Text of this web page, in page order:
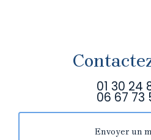
01 30 24
06 67 73
Envoyer un